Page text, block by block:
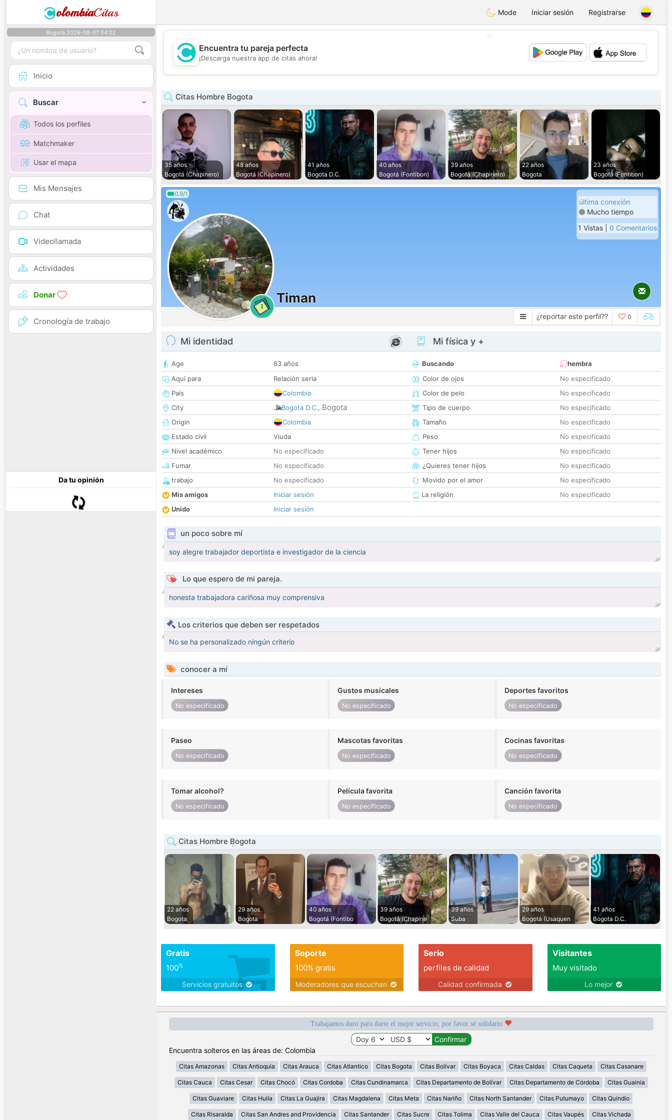
olombiaCitas Mode Iniciar sesión Registrarse
Bogota 2026-08-07 04:02
Inicio
Buscar
Todos los perfiles
Matchmaker
Usar el mapa
Mis Mensajes
Chat
Videollamada
Actividades
Donar
Cronología de trabajo
Da tu opinión
💕
Encuentra tu pareja perfecta
¡Descarga nuestra app de citas ahora!
Citas Hombre Bogota
35 años
Bogotá (Chapinero)
48 años
Bogotá (Chapinero)
41 años
Bogota D.C.
40 años
Bogotá (Fontibon)
39 años
Bogotá (Chapinero)
22 años
Bogota
23 años
Bogotá (Fontibon)
0.9/1
1
Timan
última conexión
Mucho tiempo
1 Vistas | 0 Comentarios
¿reportar este perfil?? 0
Mi identidad
Age
63 años
Aquí para
Relación seria
País
Colombia
City
Bogota D.C., Bogota
Origin
Colombia
Estado civil
Viuda
Nivel académico
No especificado
Fumar
No especificado
trabajo
No especificado
Mis amigos
Iniciar sesión
Unido
Iniciar sesión
Mi física y +
Buscando
hembra
Color de ojos
No especificado
Color de pelo
No especificado
Tipo de cuerpo
No especificado
Tamaño
No especificado
Peso
No especificado
Tener hijos
No especificado
¿Quieres tener hijos
No especificado
Movido por el amor
No especificado
La religión
No especificado
un poco sobre mí
soy alegre trabajador deportista e investigador de la ciencia
Lo que espero de mi pareja.
honesta trabajadora cariñosa muy comprensiva
Los criterios que deben ser respetados
No se ha personalizado ningún criterio
conocer a mí
Intereses
No especificado
Gustos musicales
No especificado
Deportes favoritos
No especificado
Paseo
No especificado
Mascotas favoritas
No especificado
Cocinas favoritas
No especificado
Tomar alcohol?
No especificado
Película favorita
No especificado
Canción favorita
No especificado
Citas Hombre Bogota
22 años
Bogota
29 años
Bogota
40 años
Bogotá (Fontibo
39 años
Bogotá (Chapine
39 años
Suba
29 años
Bogotá (Usaquen
41 años
Bogota D.C.
Gratis
100%
Servicios gratuitos
Soporte
100% gratis
Moderadores que escuchan
Serio
perfiles de calidad
Calidad confirmada
Visitantes
Muy visitado
Lo mejor
Trabajamos duro para darte el mejor servicio, por favor sé solidario
Encuentra solteros en las áreas de: Colombia
Citas Amazonas Citas Antioquia Citas Arauca Citas Atlantico Citas Bogota Citas Bolívar Citas Boyaca Citas Caldas Citas Caqueta Citas Casanare
Citas Cauca Citas Cesar Citas Chocó Citas Cordoba Citas Cundinamarca Citas Departamento de Bolívar Citas Departamento de Córdoba Citas Guainia
Citas Guaviare Citas Huila Citas La Guajira Citas Magdalena Citas Meta Citas Nariño Citas North Santander Citas Putumayo Citas Quindio
Citas Risaralda Citas San Andres and Providencia Citas Santander Citas Sucre Citas Tolima Citas Valle del Cauca Citas Vaupés Citas Vichada